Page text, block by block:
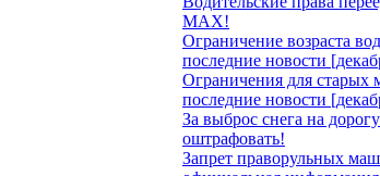
MAX!
Ограничение возраста
последние новости
Ограничения для старых
последние новости
За выброс снега на
оштрафовать!
Запрет праворульных